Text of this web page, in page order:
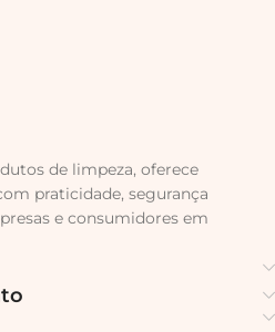
de limpeza, oferece
praticidade, segurança
e consumidores em